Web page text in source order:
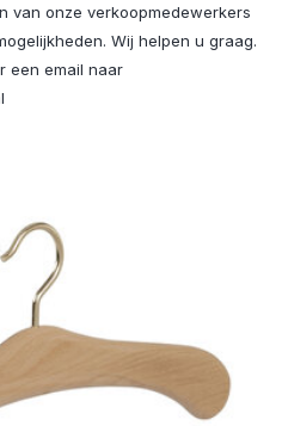
van onze verkoopmedewerkers
Wij helpen u graag.
een email naar